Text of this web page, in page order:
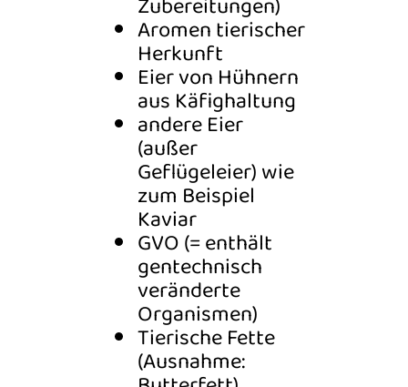
Aromen tierischer
Herkunft
Eier von Hühnern
aus Käfighaltung
andere Eier
(außer
Geflügeleier) wie
zum Beispiel
Kaviar
GVO (= enthält
gentechnisch
veränderte
Organismen)
Tierische Fette
(Ausnahme: